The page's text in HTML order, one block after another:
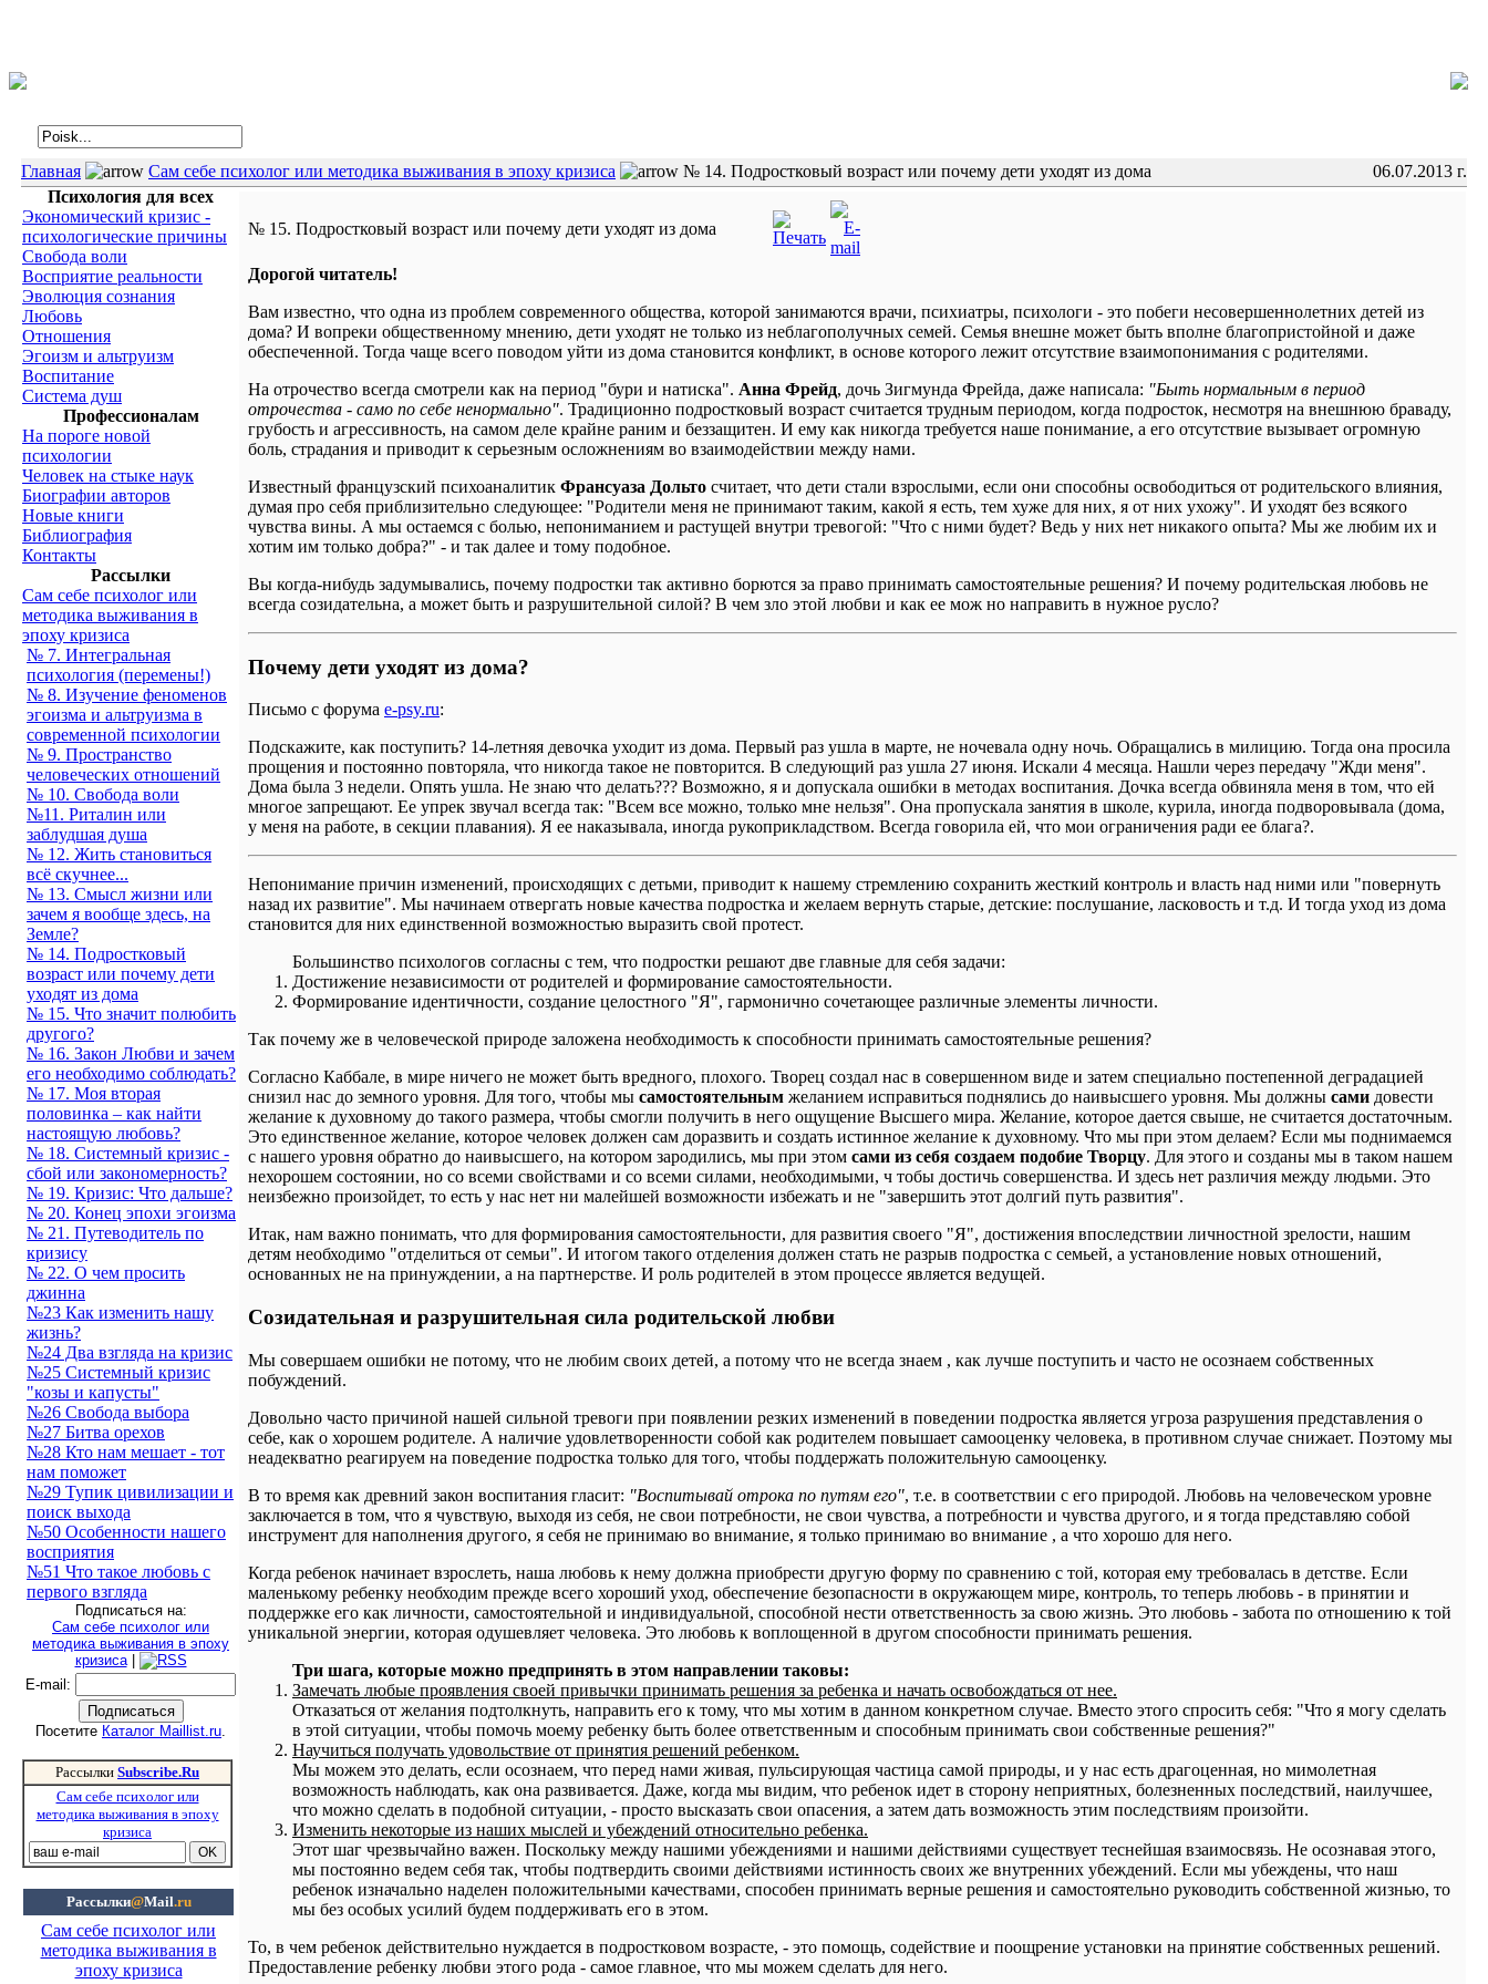
Главная Сам себе психолог или методика выживания в эпоху кризиса № 14. Подростковый возраст или почему дети уходят из дома
06.07.2013 г.
Психология для всех
Экономический кризис -
психологические причины
Свобода воли
Восприятие реальности
Эволюция сознания
Любовь
Отношения
Эгоизм и альтруизм
Воспитание
Система душ
Профессионалам
На пороге новой
психологии
Человек на стыке наук
Биографии авторов
Новые книги
Библиография
Контакты
Рассылки
Сам себе психолог или
методика выживания в
эпоху кризиса
№ 7. Интегральная
психология (перемены!)
№ 8. Изучение феноменов
эгоизма и альтруизма в
современной психологии
№ 9. Пространство
человеческих отношений
№ 10. Свобода воли
№11. Риталин или
заблудшая душа
№ 12. Жить становиться
всё скучнее...
№ 13. Смысл жизни или
зачем я вообще здесь, на
Земле?
№ 14. Подростковый
возраст или почему дети
уходят из дома
№ 15. Что значит полюбить
другого?
№ 16. Закон Любви и зачем
его необходимо соблюдать?
№ 17. Моя вторая
половинка – как найти
настоящую любовь?
№ 18. Системный кризис -
сбой или закономерность?
№ 19. Кризис: Что дальше?
№ 20. Конец эпохи эгоизма
№ 21. Путеводитель по
кризису
№ 22. О чем просить
джинна
№23 Как изменить нашу
жизнь?
№24 Два взгляда на кризис
№25 Системный кризис
"козы и капусты"
№26 Свобода выбора
№27 Битва орехов
№28 Кто нам мешает - тот
нам поможет
№29 Тупик цивилизации и
поиск выхода
№50 Особенности нашего
восприятия
№51 Что такое любовь с
первого взгляда
Подписаться на:
Сам себе психолог или
методика выживания в эпоху
кризиса|
E-mail :
Посетите Каталог Maillist.ru.
Рассылки Subscribe.Ru
Сам себе психолог или
методика выживания в эпоху
кризиса
Рассылки@Mail.ru
Сам себе психолог или
методика выживания в
эпоху кризиса
№ 15. Подростковый возраст или почему дети уходят из дома
Дорогой читатель!
Вам известно, что одна из проблем современного общества, которой занимаются врачи, психиатры, психологи - это побеги несовершеннолетних детей из
дома? И вопреки общественному мнению, дети уходят не только из неблагополучных семей. Семья внешне может быть вполне благопристойной и даже
обеспеченной. Тогда чаще всего поводом уйти из дома становится конфликт, в основе которого лежит отсутствие взаимопонимания с родителями.
На отрочество всегда смотрели как на период "бури и натиска". Анна Фрейд, дочь Зигмунда Фрейда, даже написала: "Быть нормальным в период
отрочества - само по себе ненормально". Традиционно подростковый возраст считается трудным периодом, когда подросток, несмотря на внешнюю браваду,
грубость и агрессивность, на самом деле крайне раним и беззащитен. И ему как никогда требуется наше понимание, а его отсутствие вызывает огромную
боль, страдания и приводит к серьезным осложнениям во взаимодействии между нами.
Известный французский психоаналитик Франсуаза Дольто считает, что дети стали взрослыми, если они способны освободиться от родительского влияния,
думая про себя приблизительно следующее: "Родители меня не принимают таким, какой я есть, тем хуже для них, я от них ухожу". И уходят без всякого
чувства вины. А мы остаемся с болью, непониманием и растущей внутри тревогой: "Что с ними будет? Ведь у них нет никакого опыта? Мы же любим их и
хотим им только добра?" - и так далее и тому подобное.
Вы когда-нибудь задумывались, почему подростки так активно борются за право принимать самостоятельные решения? И почему родительская любовь не
всегда созидательна, а может быть и разрушительной силой? В чем зло этой любви и как ее мож но направить в нужное русло?
Почему дети уходят из дома?
Письмо с форума e-psy.ru:
Подскажите, как поступить? 14-летняя девочка уходит из дома. Первый раз ушла в марте, не ночевала одну ночь. Обращались в милицию. Тогда она просила
прощения и постоянно повторяла, что никогда такое не повторится. В следующий раз ушла 27 июня. Искали 4 месяца. Нашли через передачу "Жди меня".
Дома была 3 недели. Опять ушла. Не знаю что делать??? Возможно, я и допускала ошибки в методах воспитания. Дочка всегда обвиняла меня в том, что ей
многое запрещают. Ее упрек звучал всегда так: "Всем все можно, только мне нельзя". Она пропускала занятия в школе, курила, иногда подворовывала (дома,
у меня на работе, в секции плавания). Я ее наказывала, иногда рукоприкладством. Всегда говорила ей, что мои ограничения ради ее блага?.
Непонимание причин изменений, происходящих с детьми, приводит к нашему стремлению сохранить жесткий контроль и власть над ними или "повернуть
назад их развитие". Мы начинаем отвергать новые качества подростка и желаем вернуть старые, детские: послушание, ласковость и т.д. И тогда уход из дома
становится для них единственной возможностью выразить свой протест.
Большинство психологов согласны с тем, что подростки решают две главные для себя задачи:
Достижение независимости от родителей и формирование самостоятельности.
Формирование идентичности, создание целостного "Я", гармонично сочетающее различные элементы личности.
Так почему же в человеческой природе заложена необходимость к способности принимать самостоятельные решения?
Согласно Каббале, в мире ничего не может быть вредного, плохого. Творец создал нас в совершенном виде и затем специально постепенной деградацией
снизил нас до земного уровня. Для того, чтобы мы самостоятельным желанием исправиться поднялись до наивысшего уровня. Мы должны сами довести
желание к духовному до такого размера, чтобы смогли получить в него ощущение Высшего мира. Желание, которое дается свыше, не считается достаточным.
Это единственное желание, которое человек должен сам доразвить и создать истинное желание к духовному. Что мы при этом делаем? Если мы поднимаемся
с нашего уровня обратно до наивысшего, на котором зародились, мы при этом сами из себя создаем подобие Творцу. Для этого и созданы мы в таком нашем
нехорошем состоянии, но со всеми свойствами и со всеми силами, необходимыми, ч тобы достичь совершенства. И здесь нет различия между людьми. Это
неизбежно произойдет, то есть у нас нет ни малейшей возможности избежать и не "завершить этот долгий путь развития".
Итак, нам важно понимать, что для формирования самостоятельности, для развития своего "Я", достижения впоследствии личностной зрелости, нашим
детям необходимо "отделиться от семьи". И итогом такого отделения должен стать не разрыв подростка с семьей, а установление новых отношений,
основанных не на принуждении, а на партнерстве. И роль родителей в этом процессе является ведущей.
Созидательная и разрушительная сила родительской любви
Мы совершаем ошибки не потому, что не любим своих детей, а потому что не всегда знаем , как лучше поступить и часто не осознаем собственных
побуждений.
Довольно часто причиной нашей сильной тревоги при появлении резких изменений в поведении подростка является угроза разрушения представления о
себе, как о хорошем родителе. А наличие удовлетворенности собой как родителем повышает самооценку человека, в противном случае снижает. Поэтому мы
неадекватно реагируем на поведение подростка только для того, чтобы поддержать положительную самооценку.
В то время как древний закон воспитания гласит: "Воспитывай отрока по путям его", т.е. в соответствии с его природой. Любовь на человеческом уровне
заключается в том, что я чувствую, выходя из себя, не свои потребности, не свои чувства, а потребности и чувства другого, и я тогда представляю собой
инструмент для наполнения другого, я себя не принимаю во внимание, я только принимаю во внимание , а что хорошо для него.
Когда ребенок начинает взрослеть, наша любовь к нему должна приобрести другую форму по сравнению с той, которая ему требовалась в детстве. Если
маленькому ребенку необходим прежде всего хороший уход, обеспечение безопасности в окружающем мире, контроль, то теперь любовь - в принятии и
поддержке его как личности, самостоятельной и индивидуальной, способной нести ответственность за свою жизнь. Это любовь - забота по отношению к той
уникальной энергии, которая одушевляет человека. Это любовь к воплощенной в другом способности принимать решения.
Три шага, которые можно предпринять в этом направлении таковы:
Замечать любые проявления своей привычки принимать решения за ребенка и начать освобождаться от нее.
Отказаться от желания подтолкнуть, направить его к тому, что мы хотим в данном конкретном случае. Вместо этого спросить себя: "Что я могу сделать
в этой ситуации, чтобы помочь моему ребенку быть более ответственным и способным принимать свои собственные решения?"
Научиться получать удовольствие от принятия решений ребенком.
Мы можем это делать, если осознаем, что перед нами живая, пульсирующая частица самой природы, и у нас есть драгоценная, но мимолетная
возможность наблюдать, как она развивается. Даже, когда мы видим, что ребенок идет в сторону неприятных, болезненных последствий, наилучшее,
что можно сделать в подобной ситуации, - просто высказать свои опасения, а затем дать возможность этим последствиям произойти.
Изменить некоторые из наших мыслей и убеждений относительно ребенка.
Этот шаг чрезвычайно важен. Поскольку между нашими убеждениями и нашими действиями существует теснейшая взаимосвязь. Не осознавая этого,
мы постоянно ведем себя так, чтобы подтвердить своими действиями истинность своих же внутренних убеждений. Если мы убеждены, что наш
ребенок изначально наделен положительными качествами, способен принимать верные решения и самостоятельно руководить собственной жизнью, то
мы без особых усилий будем поддерживать его в этом.
То, в чем ребенок действительно нуждается в подростковом возрасте, - это помощь, содействие и поощрение установки на принятие собственных решений.
Предоставление ребенку любви этого рода - самое главное, что мы можем сделать для него.